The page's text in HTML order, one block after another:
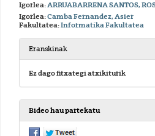
Igorlea:ARRUABARRENA SANTOS,
Igorlea:Camba Fernandez, Asier
Fakultatea:Informatika Fakultatea
Eranskinak
Ez dago fitxategi atxikiturik
Bideo hau partekatu